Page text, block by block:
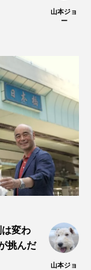
山本ジョ
ー
変わ
挑んだ
山本ジョ